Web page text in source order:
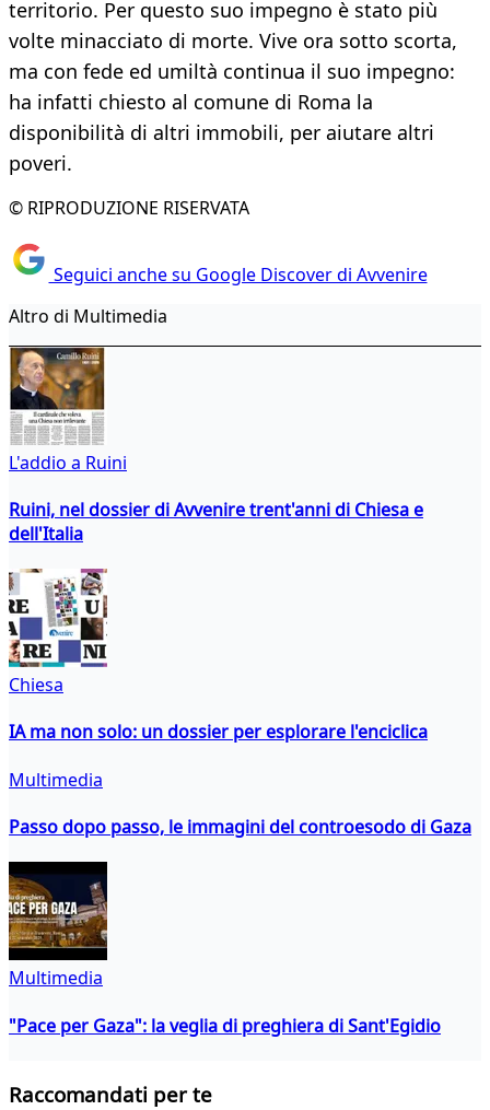
territorio. Per questo suo impegno è stato più
volte minacciato di morte. Vive ora sotto scorta,
ma con fede ed umiltà continua il suo impegno:
ha infatti chiesto al comune di Roma la
disponibilità di altri immobili, per aiutare altri
poveri.
© RIPRODUZIONE RISERVATA
Seguici anche su Google Discover di Avvenire
Altro di Multimedia
L'addio a Ruini
Ruini, nel dossier di Avvenire trent'anni di Chiesa e
dell'Italia
Chiesa
IA ma non solo: un dossier per esplorare l'enciclica
Multimedia
Passo dopo passo, le immagini del controesodo di Gaza
Multimedia
"Pace per Gaza": la veglia di preghiera di Sant'Egidio
Raccomandati per te